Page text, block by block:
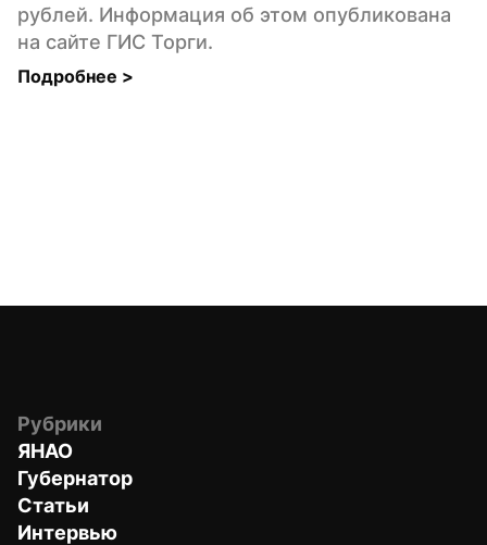
рублей. Информация об этом опубликована
на сайте ГИС Торги.
Подробнее >
Рубрики
ЯНАО
Губернатор
Статьи
Интервью